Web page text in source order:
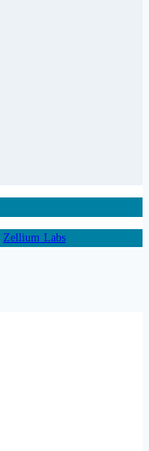
Zellium Labs